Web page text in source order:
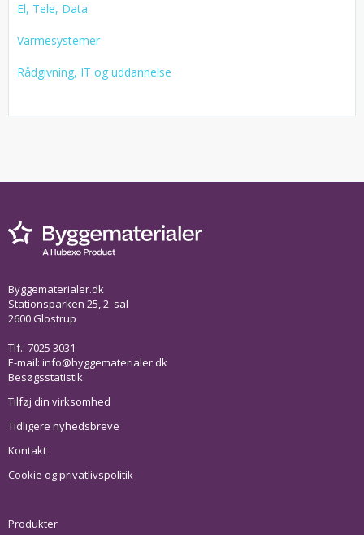
El, Tele, Data
Varmesystemer
Rådgivning, IT og uddannelse
Byggematerialer.dk
Stationsparken 25, 2. sal
2600 Glostrup
Tlf.: 7025 3031
E-mail: info@byggematerialer.dk
Besøgsstatistik
Tilføj din virksomhed
Tidligere nyhedsbreve
Kontakt
Cookie og privatlivspolitik
Produkter